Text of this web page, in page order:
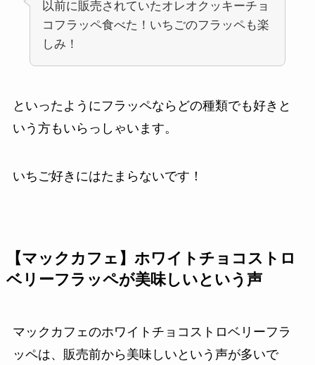
以前に販売されていたオレオクッキーチョ
コフラッペ食べた！いちごのフラッペも楽
しみ！
といったようにフラッペならどの種類でも好きと
いう方もいらっしゃいます。
いちご好きにはたまらないです！
【マックカフェ】ホワイトチョコストロ
ベリーフラッペが美味しいという声
マックカフェのホワイトチョコストロベリーフラ
ッペは、販売前から美味しいという声が多いで